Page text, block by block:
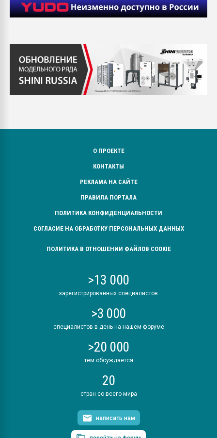
О ПРОЕКТЕ
КОНТАКТЫ
РЕКЛАМА НА САЙТЕ
ПРАВИЛА ПОРТАЛА
ПОЛИТИКА КОНФИДЕНЦИАЛЬНОСТИ
СОГЛАСИЕ НА ОБРАБОТКУ ПЕРСОНАЛЬНЫХ ДАННЫХ
ПОЛИТИКА В ОТНОШЕНИИ ФАЙЛОВ COOKIE
>13 000
зарегистрированных специалистов
>3 000
специалистов в день на нашем форуме
>20 000
тем обсуждается
20
стран со всего мира
написать нам